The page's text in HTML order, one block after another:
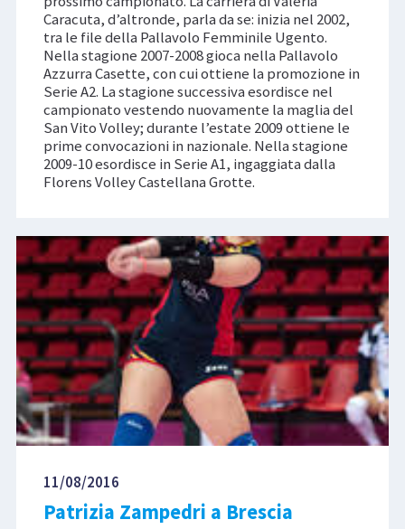
Caracuta, d’altronde, parla da se: inizia nel 2002,
tra le file della Pallavolo Femminile Ugento.
Nella stagione 2007-2008 gioca nella Pallavolo
Azzurra Casette, con cui ottiene la promozione in
Serie A2. La stagione successiva esordisce nel
campionato vestendo nuovamente la maglia del
San Vito Volley; durante l’estate 2009 ottiene le
prime convocazioni in nazionale. Nella stagione
2009-10 esordisce in Serie A1, ingaggiata dalla
Florens Volley Castellana Grotte.
11/08/2016
Patrizia Zampedri a Brescia